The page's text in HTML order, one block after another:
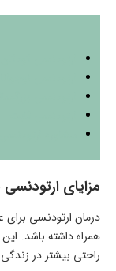
مزایای
درمان ارتودنسی برای
همراه داشته باشد.
راحتی بیشتر در